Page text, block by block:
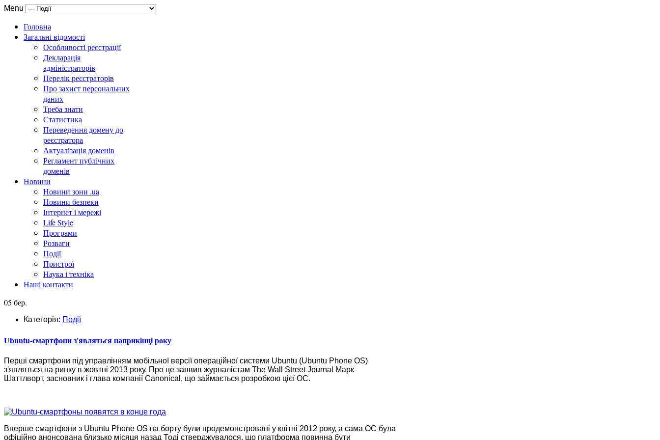
Menu
Головна
Загальні відомості
Особливості реєстрації
Декларація
адміністраторів
Перелік реєстраторів
Про захист персональних
даних
Треба знати
Статистика
Переведення домену до
реєстратора
Актуалізація доменів
Регламент публічних
доменів
Новини
Новини зони .ua
Новини безпеки
Інтернет і мережі
Life Style
Програми
Розваги
Події
Пристрої
Наука і техніка
Наші контакти
05 бер.
Категорія: Події
Ubuntu-смартфони з'являться наприкінці року
Перші смартфони під управлінням мобільної версії операційної системи Ubuntu (Ubuntu Phone OS)
з'являться на ринку в жовтні 2013 року. Про це заявив журналістам The Wall Street Journal Марк
Шаттлворт, засновник і глава компанії Canonical, що займається розробкою цієї ОС.
Вперше смартфони з Ubuntu Phone OS на борту були продемонстровані у квітні 2012 року, а сама ОС була
офіційно анонсована близько місяця назад Тоді стверджувалося, що платформа повинна бути